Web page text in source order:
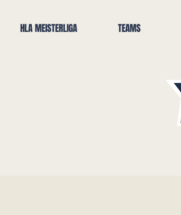
HLA MEISTERLIGA TEAMS